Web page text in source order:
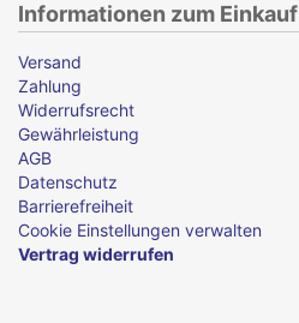
Informationen zum Einkauf
Versand
Zahlung
Widerrufsrecht
Gewährleistung
AGB
Datenschutz
Barrierefreiheit
Cookie Einstellungen verwalten
Vertrag widerrufen